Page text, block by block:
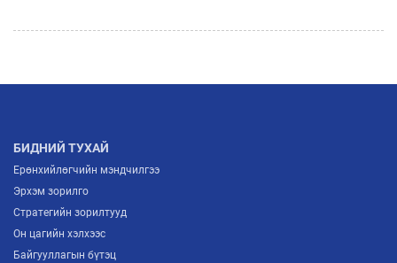
БИДНИЙ ТУХАЙ
Ерөнхийлөгчийн мэндчилгээ
Эрхэм зорилго
Стратегийн зорилтууд
Он цагийн хэлхээс
Байгууллагын бүтэц